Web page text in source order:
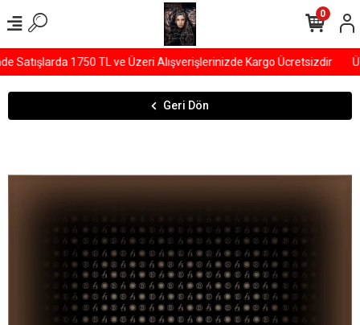
Satışlarda 1750 TL ve Üzeri Alışverişlerinizde Kargo Ücretsizdir
0
Geri Dön